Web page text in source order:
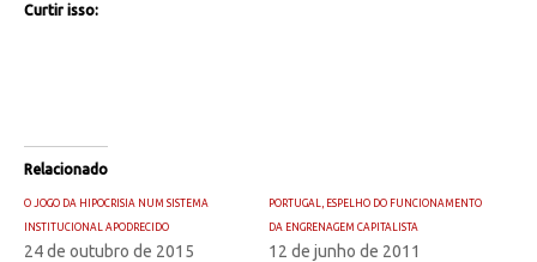
Curtir isso:
Relacionado
O JOGO DA HIPOCRISIA NUM SISTEMA
INSTITUCIONAL APODRECIDO
24 de outubro de 2015
PORTUGAL, ESPELHO DO FUNCIONAMENTO
DA ENGRENAGEM CAPITALISTA
12 de junho de 2011